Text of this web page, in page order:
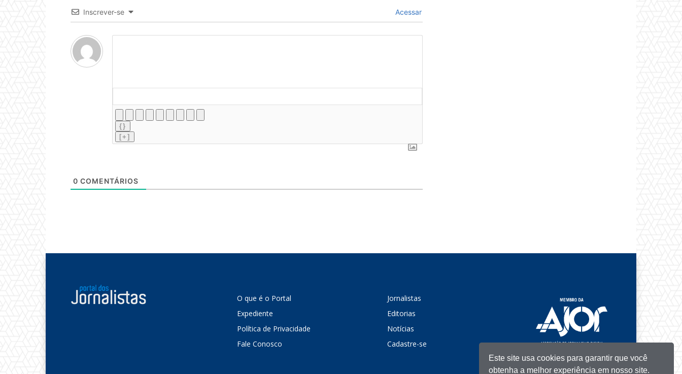
Inscrever-se Acessar
{}
[+]
0 COMENTÁRIOS
O que é o Portal
Expediente
Política de Privacidade
Fale Conosco
Jornalistas
Editorias
Notícias
Cadastre-se
Este site usa cookies para garantir que você
obtenha a melhor experiência em nosso site.